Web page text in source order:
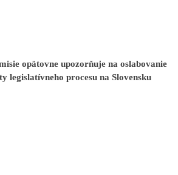
opätovne upozorňuje na oslabovanie
legislatívneho procesu na Slovensku